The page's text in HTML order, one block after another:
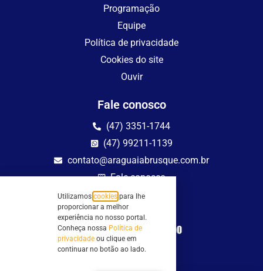
Programação
Equipe
Política de privacidade
Cookies do site
Ouvir
Fale conosco
(47) 3351-1744
(47) 99211-1139
contato@araguaiabrusque.com.br
Fale conosco
Site seguro
Utilizamos cookies para lhe
proporcionar a melhor
experiência no nosso portal.
Conheça nossa Política de
privacidade ou clique em
continuar no botão ao lado.